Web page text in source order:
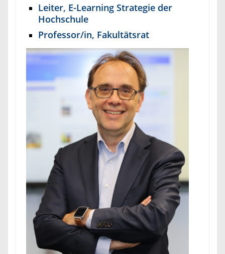
Leiter, E-Learning Strategie der
Hochschule
Professor/in, Fakultätsrat